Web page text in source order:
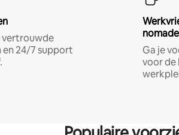
vertrouwde
24/7 support
Ga je
voor de